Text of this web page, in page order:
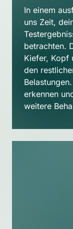
In einem
uns Zeit,
betrachten.
Kiefer, Kopf
den
erkennen
weitere